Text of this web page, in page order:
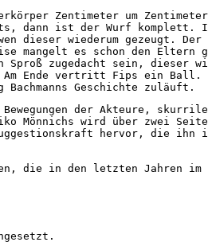
Zentimeter um
dann ist der Wurf komplett.
dieser wiederum gezeugt.
mangelt es schon den Eltern
Sproß zugedacht sein,
Am Ende vertritt Fips ein
Geschichte zuläuft.
der Akteure,
Mönnichs wird über zwei
hervor, die
die in den letzten Jahren im